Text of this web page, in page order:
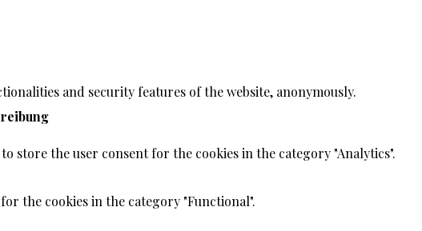
and security features of the website, anonymously.
store the user consent for the cookies in the category "Analytics".
the cookies in the category "Functional".